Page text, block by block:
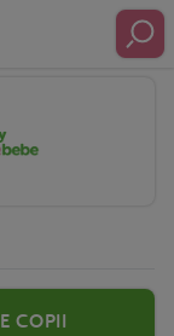
copii